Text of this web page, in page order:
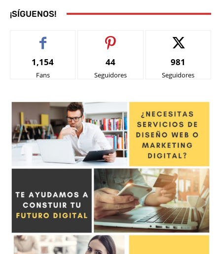
¡SÍGUENOS!
1,154
Fans
44
Seguidores
981
Seguidores